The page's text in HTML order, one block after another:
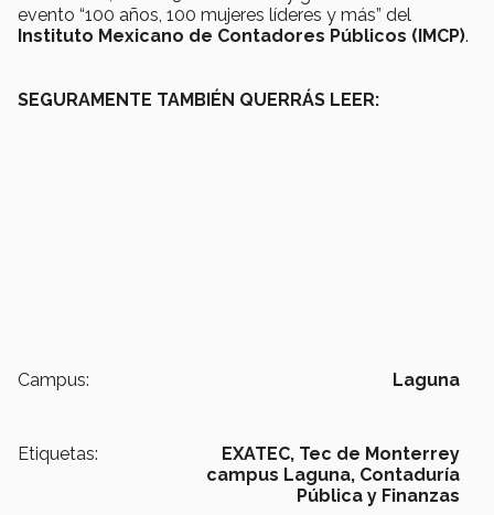
evento “100 años, 100 mujeres líderes y más” del
Instituto Mexicano de Contadores Públicos (IMCP).
SEGURAMENTE TAMBIÉN QUERRÁS LEER:
Campus: Laguna
Etiquetas: EXATEC, Tec de Monterrey
campus Laguna, Contaduría
Pública y Finanzas